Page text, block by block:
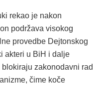
rekao je nakon
podržava visokog
provedbe Dejtonskog
akteri u BiH i dalje
zakonodavni rad
čime koče